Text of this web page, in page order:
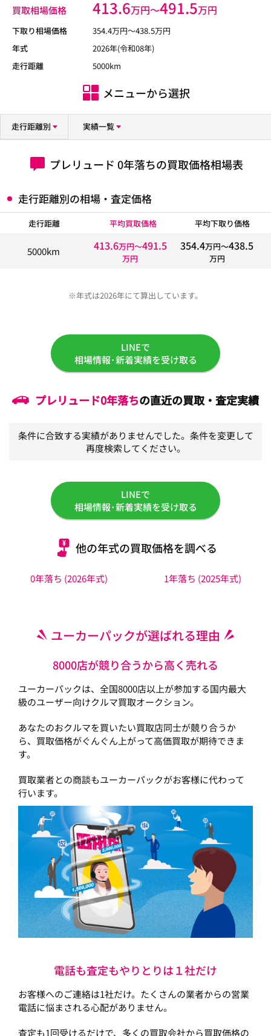
買取相場価格 413.6万円〜491.5万円
下取り相場価格 354.4万円〜438.5万円
年式
2026年(令和08年)
走行距離
5000km
メニューから選択
走行距離別 実績一覧
プレリュード 0年落ちの買取価格相場表
走行距離別の相場・査定価格
走行距離 平均買取価格 平均下取り価格
5000km 413.6万円〜491.5
万円
354.4万円〜438.5
万円
※年式は2026年にて算出しています。
LINEで
相場情報･新着実績を受け取る
プレリュード0年落ちの直近の買取・査定実績
条件に合致する実績がありませんでした。条件を変更して
再度検索してください。
LINEで
相場情報･新着実績を受け取る
他の年式の買取価格を調べる
0年落ち (2026年式) 1年落ち (2025年式)
ユーカーパックが選ばれる理由
8000店が競り合うから高く売れる
ユーカーパックは、全国8000店以上が参加する国内最大
級のユーザー向けクルマ買取オークション。
あなたのおクルマを買いたい買取店同士が競り合うか
ら、買取価格がぐんぐん上がって高価買取が期待できま
す。
買取業者との商談もユーカーパックがお客様に代わって
行います。
電話も査定もやりとりは１社だけ
お客様へのご連絡は1社だけ。たくさんの業者からの営業
電話に悩まされる心配がありません。
査定も1回受けるだけで、多くの買取会社から買取価格の